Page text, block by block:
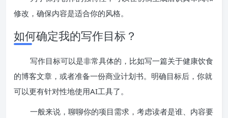
修改，确保内容是适合你的风格。
如何确定我的写作目标？
写作目标可以是非常具体的，比如写一篇关于健康饮食
的博客文章，或者准备一份商业计划书。明确目标后，你就
可以更有针对性地使用AI工具了。
一般来说，聊聊你的项目需求，考虑读者是谁、内容要